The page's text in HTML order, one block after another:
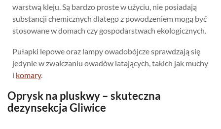
warstwą kleju. Są bardzo proste w użyciu, nie posiadają
substancji chemicznych dlatego z powodzeniem mogą być
stosowane w domach czy gospodarstwach ekologicznych.
Pułapki lepowe oraz lampy owadobójcze sprawdzają się
jedynie w zwalczaniu owadów latających, takich jak muchy
i komary.
Oprysk na pluskwy – skuteczna
dezynsekcja Gliwice